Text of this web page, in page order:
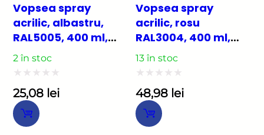
Vopsea spray
acrilic, albastru,
RAL5005, 400 ml,
Beorol
2 în stoc
Evaluat
la
0
25,08 lei
Vopsea spray
acrilic, rosu
RAL3004, 400 ml,
Beorol
13 în stoc
Evaluat
la
0
48,98 lei